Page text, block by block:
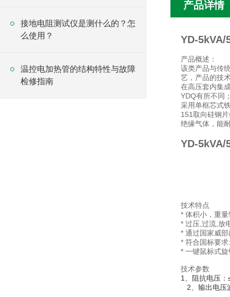
接地电阻测试仪是测什么的？怎
么使用？
温控电加热管的结构特性与故障
检修指南
产品详情
YD-5kVA/
产品概述：
该类产品与传
艺，产品的技
在高压套内集
YDQ有所不同
采用单框芯式
151取向硅钢
绝缘气体，能
YD-5kVA/
技术特点
* 体积小，重
* 过压,过流,放
* 通过国家威
* 符合国标要
* 一键鼠标式
技术参数
1、阻抗电压：
2、输出电压